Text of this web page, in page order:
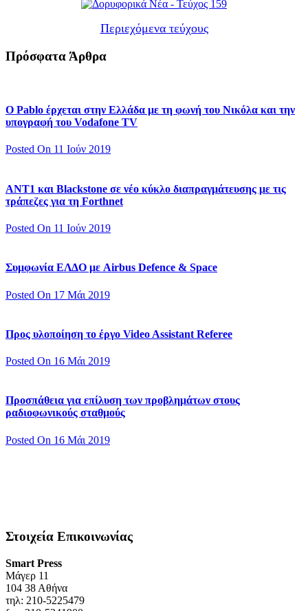
Περιεχόμενα τεύχους
Πρόσφατα Άρθρα
Ο Pablo έρχεται στην Ελλάδα με τη φωνή του Νικόλα και την
υπογραφή του Vodafone TV
Posted On 11 Ιούν 2019
ΑΝΤ1 και Blackstone σε νέο κύκλο διαπραγμάτευσης με τις
τράπεζες για τη Forthnet
Posted On 11 Ιούν 2019
Συμφωνία ΕΛΔΟ με Airbus Defence & Space
Posted On 17 Μάι 2019
Προς υλοποίηση το έργο Video Assistant Referee
Posted On 16 Μάι 2019
Προσπάθεια για επίλυση των προβλημάτων στους
ραδιοφωνικούς σταθμούς
Posted On 16 Μάι 2019
Στοιχεία Επικοινωνίας
Smart Press
Mάγερ 11
104 38 Αθήνα
τηλ: 210-5225479